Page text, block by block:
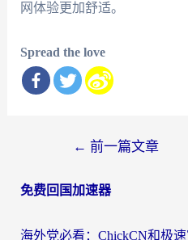
网体验更加舒适。
Spread the love
导
← 前一篇文章
免费回国加速器